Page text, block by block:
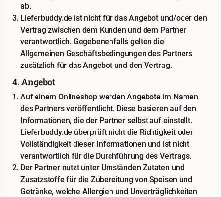
ab.
Lieferbuddy.de ist nicht für das Angebot und/oder den
Vertrag zwischen dem Kunden und dem Partner
verantwortlich. Gegebenenfalls gelten die
Allgemeinen Geschäftsbedingungen des Partners
zusätzlich für das Angebot und den Vertrag.
4. Angebot
Auf einem Onlineshop werden Angebote im Namen
des Partners veröffentlicht. Diese basieren auf den
Informationen, die der Partner selbst auf einstellt.
Lieferbuddy.de überprüft nicht die Richtigkeit oder
Vollständigkeit dieser Informationen und ist nicht
verantwortlich für die Durchführung des Vertrags.
Der Partner nutzt unter Umständen Zutaten und
Zusatzstoffe für die Zubereitung von Speisen und
Getränke, welche Allergien und Unverträglichkeiten